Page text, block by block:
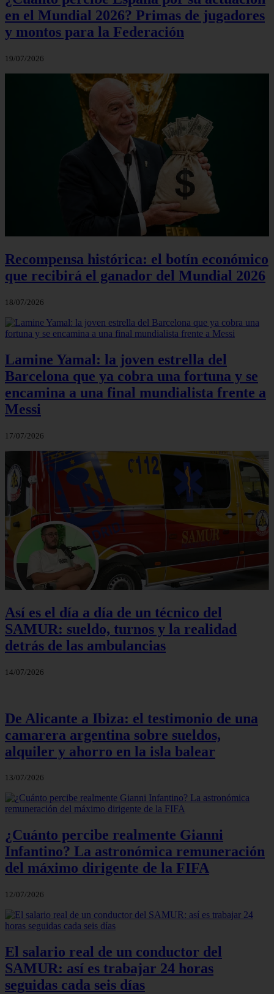
en el Mundial 2026? Primas de jugadores
y montos para la Federación
19/07/2026
Recompensa histórica: el botín económico
que recibirá el ganador del Mundial 2026
18/07/2026
Lamine Yamal: la joven estrella del
Barcelona que ya cobra una fortuna y se
encamina a una final mundialista frente a
Messi
17/07/2026
Así es el día a día de un técnico del
SAMUR: sueldo, turnos y la realidad
detrás de las ambulancias
14/07/2026
De Alicante a Ibiza: el testimonio de una
camarera argentina sobre sueldos,
alquiler y ahorro en la isla balear
13/07/2026
¿Cuánto percibe realmente Gianni
Infantino? La astronómica remuneración
del máximo dirigente de la FIFA
12/07/2026
El salario real de un conductor del
SAMUR: así es trabajar 24 horas
seguidas cada seis días